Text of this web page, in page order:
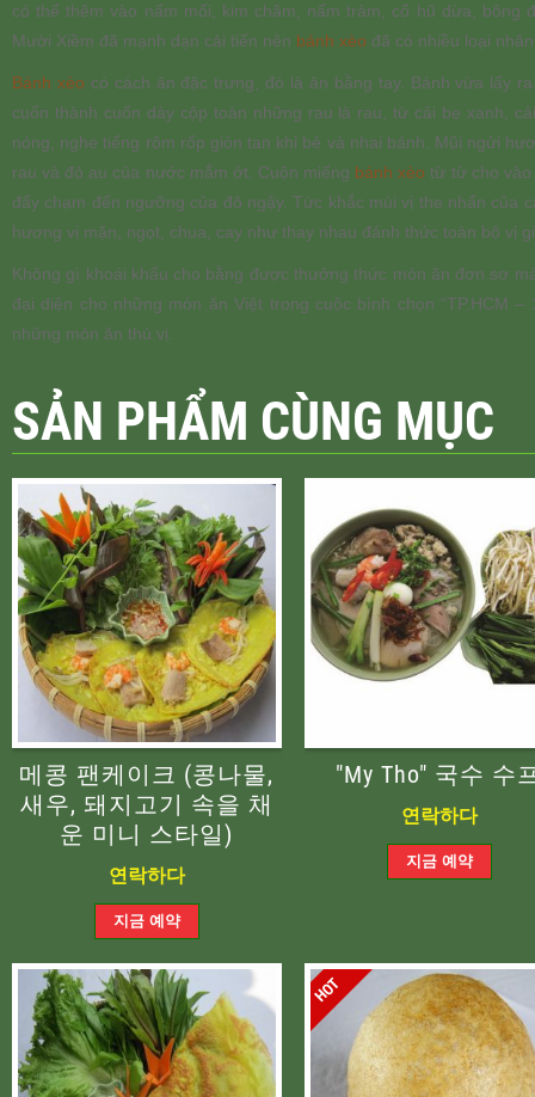
có thể thêm vào nấm mối, kim châm, nấm tràm, cổ hũ dừa,
Mười Xiềm đã mạnh dạn cải tiến nên bánh xèo đã có nhiều loại
Bánh xèo có cách ăn đặc trưng, đó là ăn bằng tay. Bánh vừa lấy
cuốn thành cuốn dày cộp toàn những rau là rau, từ cải bẹ xanh,
nóng, nghe tiếng rôm rốp giòn tan khi bẻ và nhai bánh. Mũi ngửi
rau và đỏ au của nước mắm ớt. Cuộn miếng bánh xèo từ từ cho vào
đẩy chạm đến ngưỡng của đô ngậy. Tức khắc mùi vị the nhẩn của
hương vị mặn, ngọt, chua, cay như thay nhau đánh thức toàn bộ vị
Không gì khoái khẩu cho bằng được thưởng thức món ăn đơn sơ
đại diện cho những món ăn Việt trong cuộc bình chọn “TP.HCM
những món ăn thú vị.
SẢN PHẨM CÙNG MỤC
메콩 팬케이크 (콩나물,
새우, 돼지고기 속을 채
운 미니 스타일)
연락하다
"My Tho" 국수 수
연락하다